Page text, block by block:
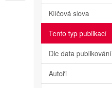
Klíčová slova
Tento typ publikací
Dle data publikování
Autoři